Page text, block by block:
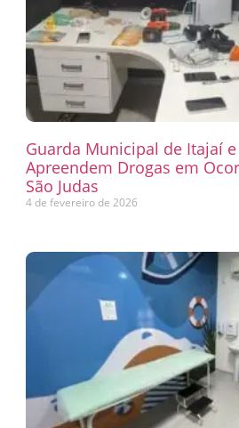
Guarda Municipal de Itajaí
Apreendem Drogas em
São Judas
4 de fevereiro de 2026